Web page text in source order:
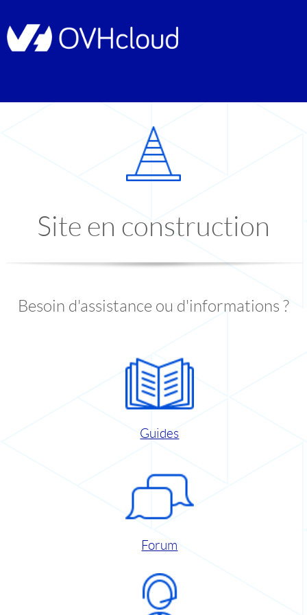
Site en construction
Besoin d'assistance ou d'informations ?
Guides
Forum